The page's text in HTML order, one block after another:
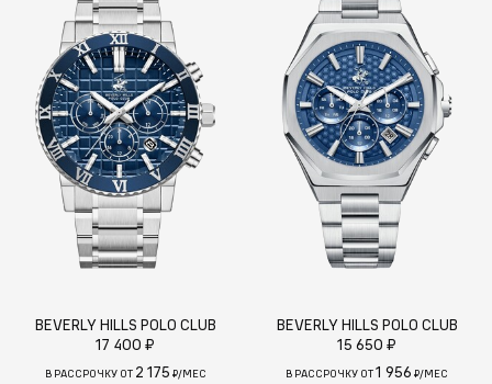
BEVERLY HILLS POLO CLUB
17 400 ₽
В РАССРОЧКУ ОТ 2 175 ₽/МЕС
BEVERLY HILLS POLO CLUB
15 650 ₽
В РАССРОЧКУ ОТ1 956 ₽/МЕС